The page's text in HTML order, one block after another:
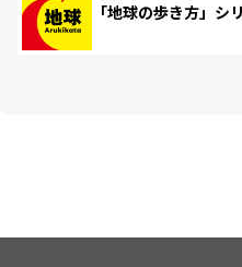
「地球の歩き方」シ